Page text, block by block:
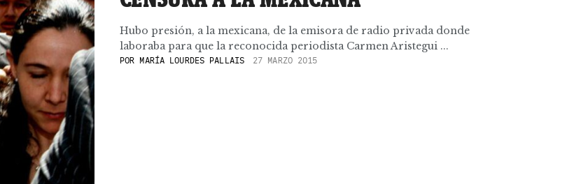
Hubo presión, a la mexicana, de la emisora de radio privada donde
laboraba para que la reconocida periodista Carmen Aristegui ...
POR MARÍA LOURDES PALLAIS 27 MARZO 2015